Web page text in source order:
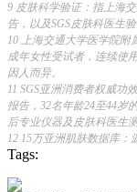
9 皮肤科学验证：指上海
告，以及SGS皮肤科医生
10 上海交通大学医学院附
成年女性受试者，连续使
因人而异。
11 SGS亚洲消费者权威功
报告，32名年龄24至44岁
后专业仪器及皮肤科医生
12 15万亚洲肌肤数据库
Tags: